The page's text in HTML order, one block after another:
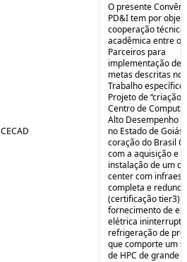
CECAD
O presente
PD&I tem por
cooperação técnica
acadêmica entre os
Parceiros para
implementação de
metas descritas no
Trabalho específico
Projeto de “criação
Centro de
Alto Desempenho
no Estado de
coração do Brasil
com a aquisição e
instalação de um
center com
completa e
(certificação tier3)
fornecimento de
elétrica
refrigeração de
que comporte um
de HPC de grande